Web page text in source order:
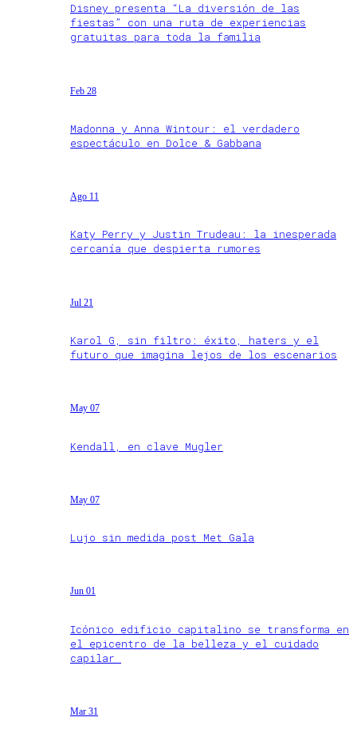
Disney presenta “La diversión de las
fiestas” con una ruta de experiencias
gratuitas para toda la familia
Feb 28
Madonna y Anna Wintour: el verdadero
espectáculo en Dolce & Gabbana
Ago 11
Katy Perry y Justin Trudeau: la inesperada
cercanía que despierta rumores
Jul 21
Karol G, sin filtro: éxito, haters y el
futuro que imagina lejos de los escenarios
May 07
Kendall, en clave Mugler
May 07
Lujo sin medida post Met Gala
Jun 01
Icónico edificio capitalino se transforma en
el epicentro de la belleza y el cuidado
capilar
Mar 31